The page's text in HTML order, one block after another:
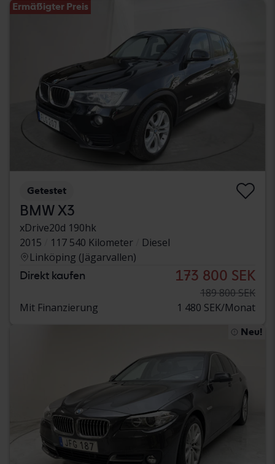
Ermäßigter Preis
Getestet
BMW X3
xDrive20d 190hk
2015
117 540 Kilometer
Diesel
Linköping (Jägarvallen)
Direkt kaufen 173 800 SEK
189 800 SEK
Mit Finanzierung
1 480 SEK/Monat
Neu!